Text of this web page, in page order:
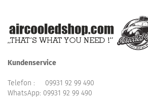
Kundenservice
Telefon : 09931 92 99 490
WhatsApp: 09931 92 99 490